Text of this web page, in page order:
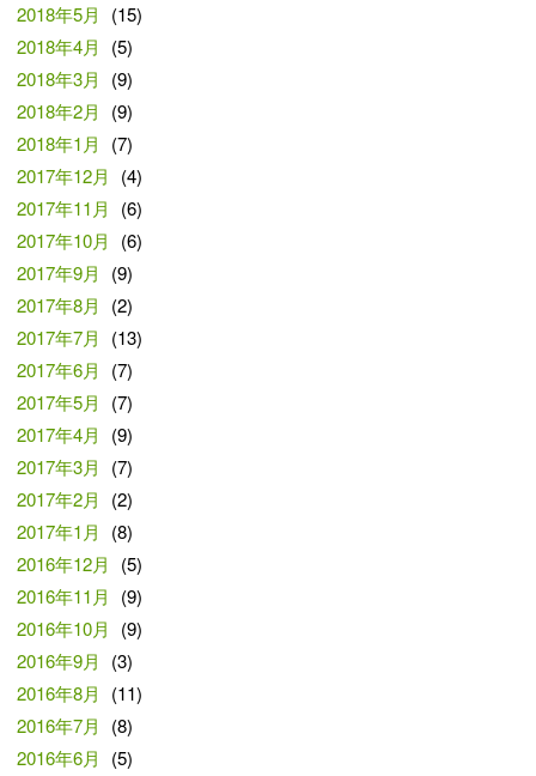
2018年5月
(15)
2018年4月
(5)
2018年3月
(9)
2018年2月
(9)
2018年1月
(7)
2017年12月
(4)
2017年11月
(6)
2017年10月
(6)
2017年9月
(9)
2017年8月
(2)
2017年7月
(13)
2017年6月
(7)
2017年5月
(7)
2017年4月
(9)
2017年3月
(7)
2017年2月
(2)
2017年1月
(8)
2016年12月
(5)
2016年11月
(9)
2016年10月
(9)
2016年9月
(3)
2016年8月
(11)
2016年7月
(8)
2016年6月
(5)